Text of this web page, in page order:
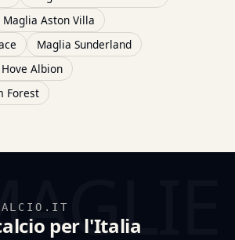
Maglia Aston Villa
Maglia Sunderland
Albion
Forest
per l'Italia